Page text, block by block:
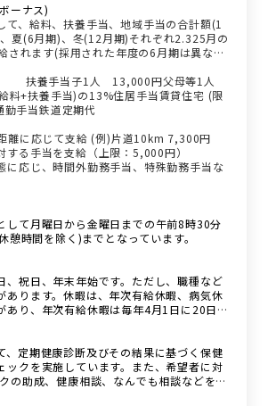
ーナス)
て、給料、扶養手当、地域手当の合計額(1
夏(6月期)、冬(12月期)それぞれ2.325月の
されます(採用された年度の6月期は異なる
扶養手当子1人 13,000円父母等1人
料+扶養手当)の13%住居手当賃貸住宅 (限
手当鉄道定期代
離に応じて支給 (例)片道10km 7,300円
する手当を支給（上限：5,000円）
応じ、時間外勤務手当、特殊勤務手当な
して月曜日から金曜日までの午前8時30分
憩時間を除く)までとなっています。
、祝日、年末年始です。ただし、職種など
あります。休暇は、年次有給休暇、病気休
あり、年次有給休暇は毎年4月1日に20日付
、定期健康診断及びその結果に基づく保健
ックを実施しています。また、希望者に対
の助成、健康相談、なんでも相談などを実